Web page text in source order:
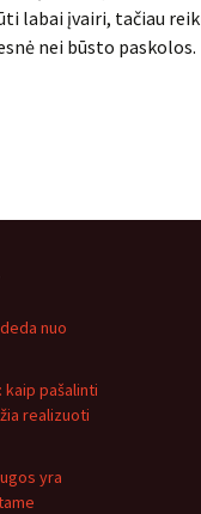
labai įvairi, tačiau
nei būsto paskolos.
nuo
pašalinti
realizuoti
yra